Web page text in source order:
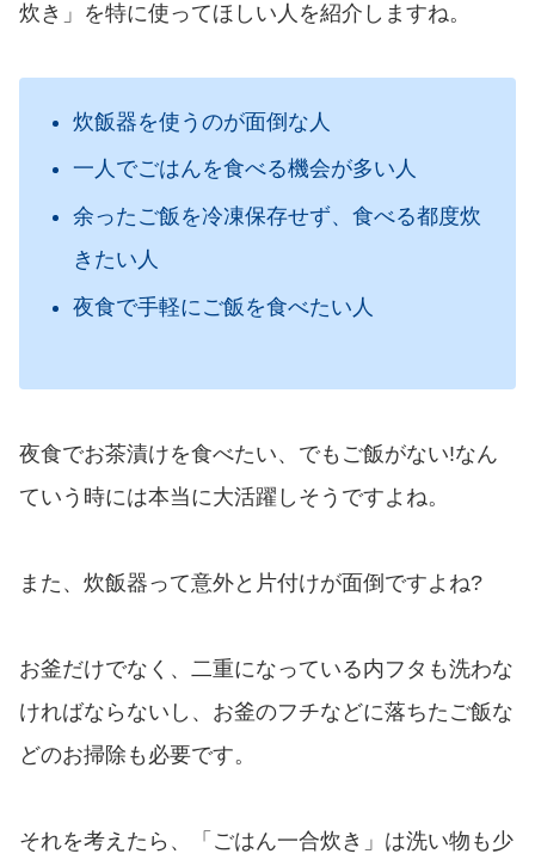
炊き」を特に使ってほしい人を紹介しますね。
炊飯器を使うのが面倒な人
一人でごはんを食べる機会が多い人
余ったご飯を冷凍保存せず、食べる都度炊
きたい人
夜食で手軽にご飯を食べたい人
夜食でお茶漬けを食べたい、でもご飯がない!なん
ていう時には本当に大活躍しそうですよね。
また、炊飯器って意外と片付けが面倒ですよね?
お釜だけでなく、二重になっている内フタも洗わな
ければならないし、お釜のフチなどに落ちたご飯な
どのお掃除も必要です。
それを考えたら、「ごはん一合炊き」は洗い物も少